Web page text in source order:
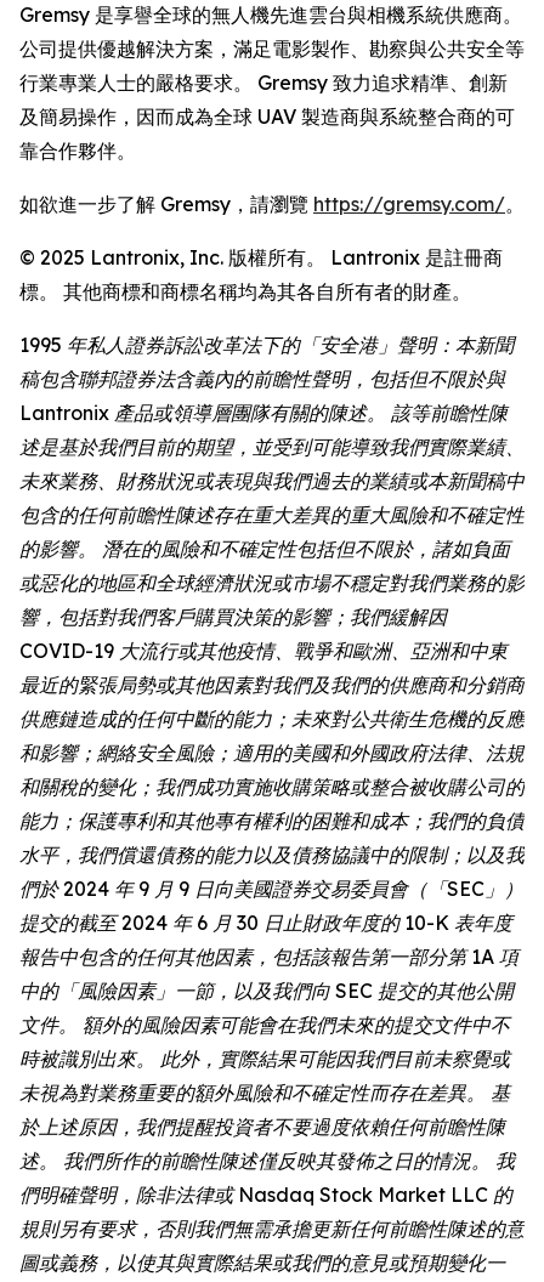
Gremsy 是享譽全球的無人機先進雲台與相機系統供應商。
公司提供優越解決方案，滿足電影製作、勘察與公共安全等
行業專業人士的嚴格要求。 Gremsy 致力追求精準、創新
及簡易操作，因而成為全球 UAV 製造商與系統整合商的可
靠合作夥伴。
如欲進一步了解 Gremsy，請瀏覽 https://gremsy.com/。
© 2025 Lantronix, Inc. 版權所有。 Lantronix 是註冊商
標。 其他商標和商標名稱均為其各自所有者的財產。
1995 年私人證券訴訟改革法下的「安全港」聲明：本新聞
稿包含聯邦證券法含義內的前瞻性聲明，包括但不限於與
Lantronix 產品或領導層團隊有關的陳述。 該等前瞻性陳
述是基於我們目前的期望，並受到可能導致我們實際業績、
未來業務、財務狀況或表現與我們過去的業績或本新聞稿中
包含的任何前瞻性陳述存在重大差異的重大風險和不確定性
的影響。 潛在的風險和不確定性包括但不限於，諸如負面
或惡化的地區和全球經濟狀況或市場不穩定對我們業務的影
響，包括對我們客戶購買決策的影響；我們緩解因
COVID-19 大流行或其他疫情、戰爭和歐洲、亞洲和中東
最近的緊張局勢或其他因素對我們及我們的供應商和分銷商
供應鏈造成的任何中斷的能力；未來對公共衛生危機的反應
和影響；網絡安全風險；適用的美國和外國政府法律、法規
和關稅的變化；我們成功實施收購策略或整合被收購公司的
能力；保護專利和其他專有權利的困難和成本；我們的負債
水平，我們償還債務的能力以及債務協議中的限制；以及我
們於 2024 年 9 月 9 日向美國證券交易委員會（「SEC」）
提交的截至 2024 年 6 月 30 日止財政年度的 10-K 表年度
報告中包含的任何其他因素，包括該報告第一部分第 1A 項
中的「風險因素」一節，以及我們向 SEC 提交的其他公開
文件。 額外的風險因素可能會在我們未來的提交文件中不
時被識別出來。 此外，實際結果可能因我們目前未察覺或
未視為對業務重要的額外風險和不確定性而存在差異。 基
於上述原因，我們提醒投資者不要過度依賴任何前瞻性陳
述。 我們所作的前瞻性陳述僅反映其發佈之日的情況。 我
們明確聲明，除非法律或 Nasdaq Stock Market LLC 的
規則另有要求，否則我們無需承擔更新任何前瞻性陳述的意
圖或義務，以使其與實際結果或我們的意見或預期變化一